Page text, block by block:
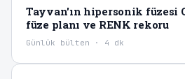
Tayvan'ın hipersonik füzesi
füze planı ve RENK rekoru
Günlük bülten · 4 dk